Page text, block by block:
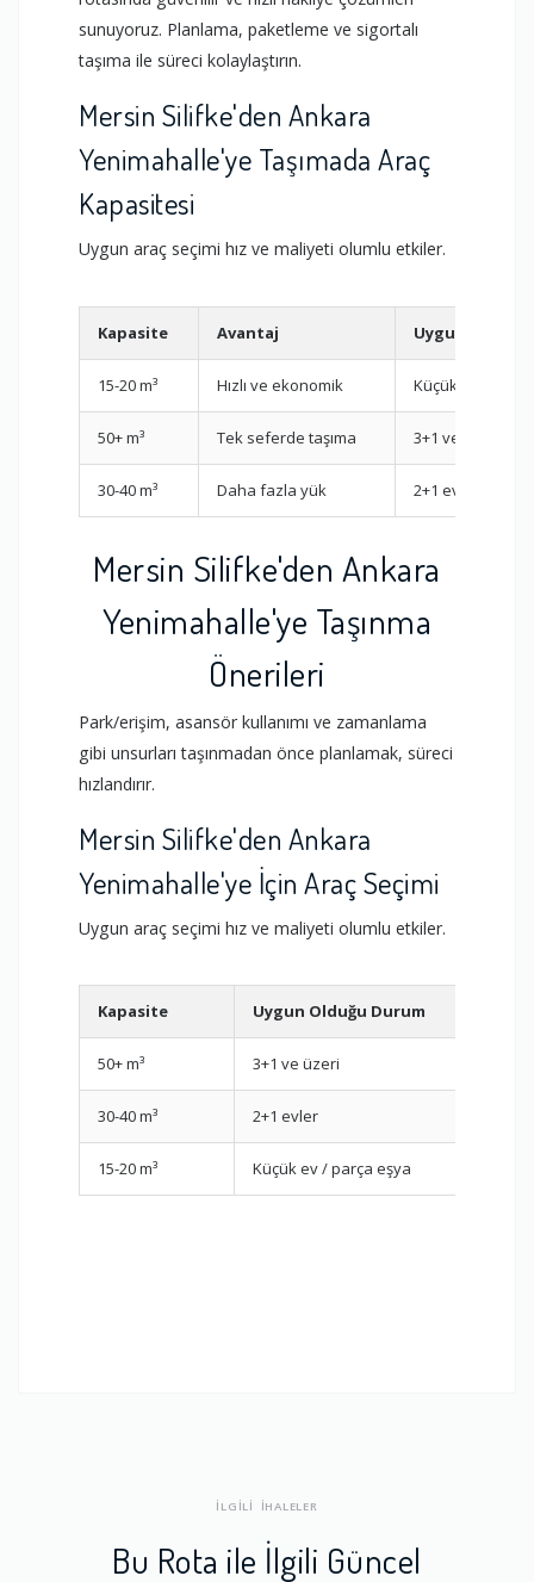
sunuyoruz. Planlama, paketleme ve sigortalı
taşıma ile süreci kolaylaştırın.
Mersin Silifke'den Ankara
Yenimahalle'ye Taşımada Araç
Kapasitesi
Uygun araç seçimi hız ve maliyeti olumlu etkiler.
Kapasite Avantaj Uygun Olduğu
15-20 m³ Hızlı ve ekonomik Küçük ev /
50+ m³ Tek seferde taşıma 3+1 ve üzeri
30-40 m³ Daha fazla yük 2+1 evler
Mersin Silifke'den Ankara
Yenimahalle'ye Taşınma
Önerileri
Park/erişim, asansör kullanımı ve zamanlama
gibi unsurları taşınmadan önce planlamak, süreci
hızlandırır.
Mersin Silifke'den Ankara
Yenimahalle'ye İçin Araç Seçimi
Uygun araç seçimi hız ve maliyeti olumlu etkiler.
Kapasite Uygun Olduğu Durum
50+ m³ 3+1 ve üzeri
30-40 m³ 2+1 evler
15-20 m³ Küçük ev / parça eşya
İLGİLİ İHALELER
Bu Rota ile İlgili Güncel